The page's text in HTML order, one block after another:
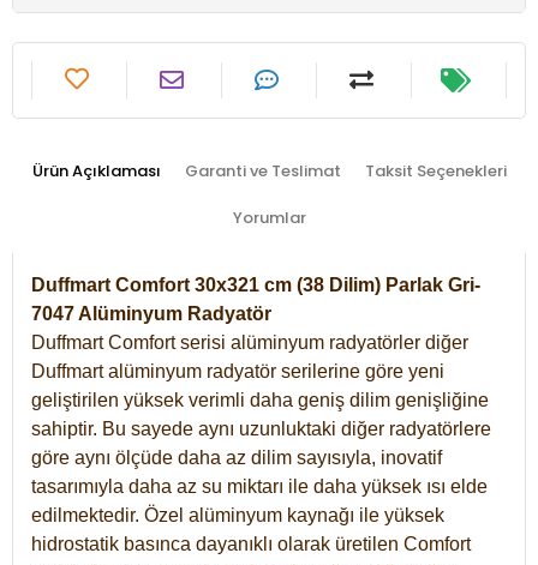
Ürün Açıklaması Garanti ve Teslimat Taksit Seçenekleri
Yorumlar
Duffmart Comfort 30x321 cm (38 Dilim) Parlak Gri-
7047 Alüminyum Radyatör
Duffmart Comfort serisi alüminyum radyatörler diğer
Duffmart alüminyum radyatör serilerine göre yeni
geliştirilen yüksek verimli daha geniş dilim genişliğine
sahiptir. Bu sayede aynı uzunluktaki diğer radyatörlere
göre aynı ölçüde daha az dilim sayısıyla, inovatif
tasarımıyla daha az su miktarı ile daha yüksek ısı elde
edilmektedir. Özel alüminyum kaynağı ile yüksek
hidrostatik basınca dayanıklı olarak üretilen Comfort